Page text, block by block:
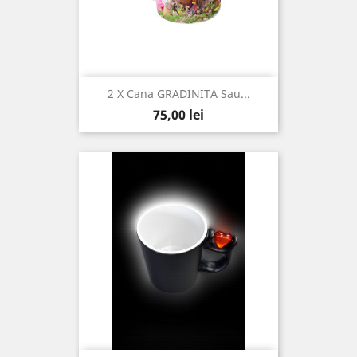
2 X Cana GRADINITA Sau...
Pret
75,00 lei